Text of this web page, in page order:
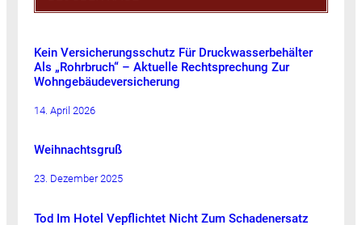
Kein Versicherungsschutz Für Druckwasserbehälter
Als „Rohrbruch“ – Aktuelle Rechtsprechung Zur
Wohngebäudeversicherung
14. April 2026
Weihnachtsgruß
23. Dezember 2025
Tod Im Hotel Vepflichtet Nicht Zum Schadenersatz